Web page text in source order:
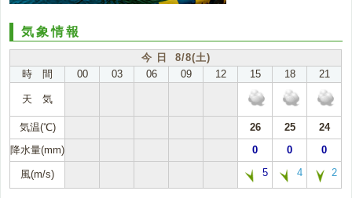
気象情報
今 日 8/8(土)
時 間
00 03 06 09 12 15 18 21
天 気
気温(℃) 26 25
24
降水量(mm)
0 0 0
風(m/s) 5 4 2